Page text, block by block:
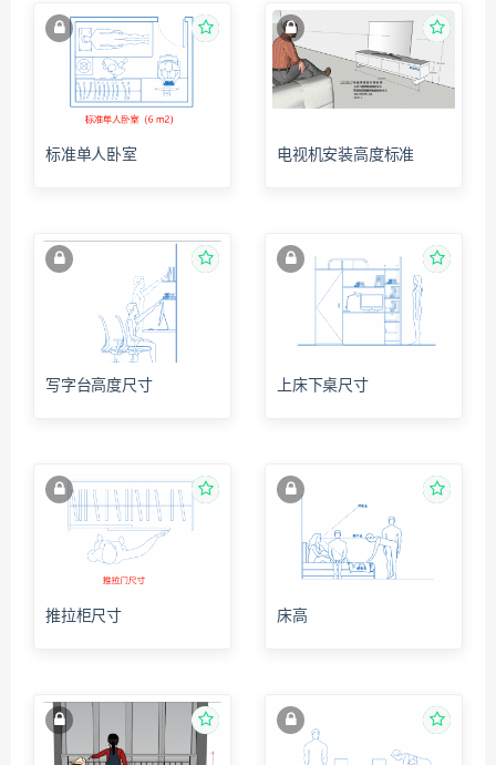
标准单人卧室 电视机安装高度标准
写字台高度尺寸 上床下桌尺寸
推拉柜尺寸 床高